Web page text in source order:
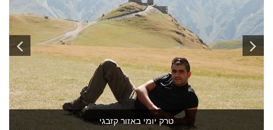
טרק יומי באזור קזבגי